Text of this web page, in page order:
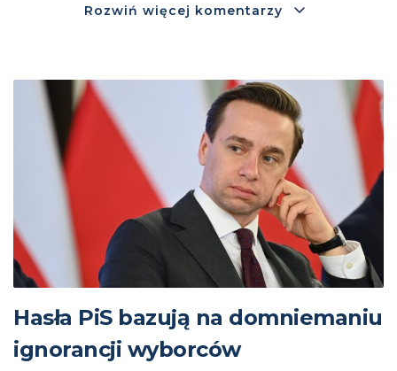
Rozwiń więcej komentarzy
Hasła PiS bazują na domniemaniu
ignorancji wyborców